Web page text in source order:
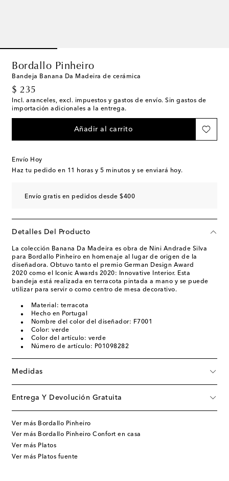
Bordallo Pinheiro
Bandeja Banana Da Madeira de cerámica
$ 235
original price
Incl. aranceles, excl. impuestos y gastos de envío. Sin gastos de
importación adicionales a la entrega.
Añadir al carrito
Envío Hoy
Haz tu pedido en 11 horas y 5 minutos y se enviará hoy.
Envío gratis en pedidos desde $400
Detalles Del Producto
La colección Banana Da Madeira es obra de Nini Andrade Silva
para Bordallo Pinheiro en homenaje al lugar de origen de la
diseñadora. Obtuvo tanto el premio German Design Award
2020 como el Iconic Awards 2020: Innovative Interior. Esta
bandeja está realizada en terracota pintada a mano y se puede
utilizar para servir o como centro de mesa decorativo.
Material: terracota
Hecho en Portugal
Nombre del color del diseñador: F7001
Color: verde
Color del artículo: verde
Número de artículo: P01098282
Medidas
Entrega Y Devolución Gratuita
Ver más Bordallo Pinheiro
Ver más Bordallo Pinheiro Confort en casa
Ver más Platos
Ver más Platos fuente